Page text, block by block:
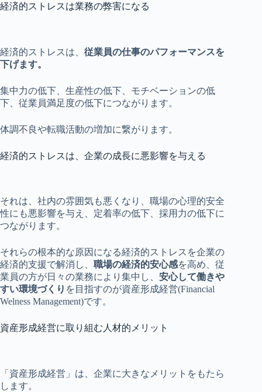
経済的ストレスは業務の弊害になる
経済的ストレスは、 従業員の仕事のパフォーマンスを
下げます。
集中力の低下、生産性の低下、モチベーションの低
下、従業員満足度の低下につながります。
体調不良や転職活動の増加に繋がります。
経済的ストレスは、企業の成長に悪影響を与える
それは、社内の雰囲気も悪くなり、職場の心理的安全
性にも悪影響を与え、定着率の低下、採用力の低下に
つながります。
それらの根本的な原因になる経済的ストレスを企業の
経済的支援で解消し、 職場の経済的安心感を高め、従
業員の方が日々の業務により集中し、 安心して働きや
すい環境づくり を目指すのが資産形成経営(Financial
Welness Management)です。
資産形成経営に取り組む人材的メリット
「資産形成経営」は、企業に大きなメリットをもたら
します。